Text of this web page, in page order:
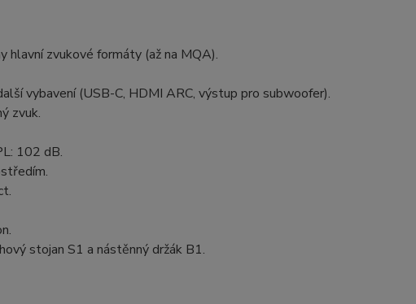
hlavní zvukové formáty (až na MQA).
vybavení (USB-C, HDMI ARC, výstup pro subwoofer).
zvuk.
102 dB.
stojan S1 a nástěnný držák B1.